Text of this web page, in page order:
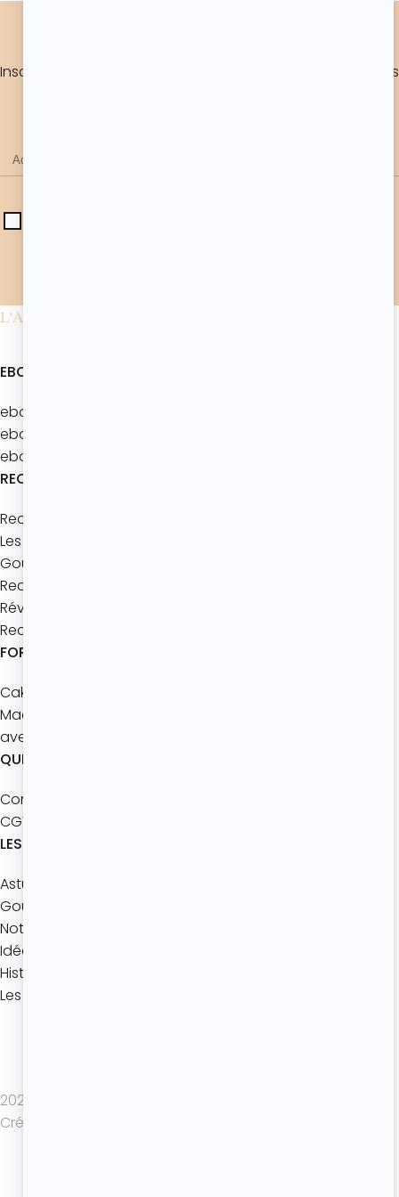
Inscris-toi à ma newsletter pour rester au courant de mes
L'ATELIER DE ROXANE
EBOOKS
ebook : Batch’Goûters Les bases
ebook : Mes 40 recettes d’été
ebook : Les brunchs d'été
RECETTES
Recettes à thème
Les bases de pâtisserie
Goûters maison
Recettes express
Réveils gourmands
Recettes à partager
FORMATIONS
Cake Design Master
Macarons
avec les enfants
QUI SOMMES-NOUS ?
Contact
CGV
LES ACTUALITÉS
Astuces pâtisserie
Gourmandise de Saison
Notre jeu mobile
Idées gourmandes
Histoires de Desserts
Les coulisses de l’Atelier
2025 Atelier de Roxane - Tout droits réservés -
Création de site internet : Actif Digital